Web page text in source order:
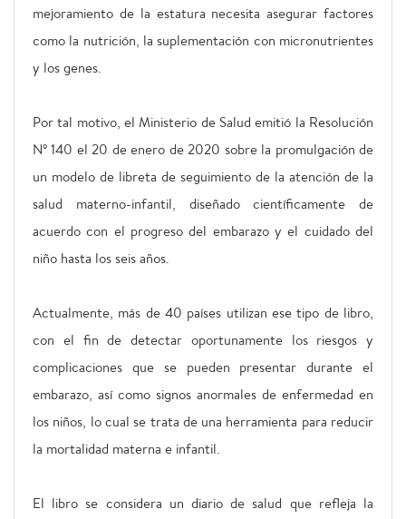
mejoramiento de la estatura necesita asegurar factores
como la nutrición, la suplementación con micronutrientes
y los genes.
Por tal motivo, el Ministerio de Salud emitió la Resolución
N° 140 el 20 de enero de 2020 sobre la promulgación de
un modelo de libreta de seguimiento de la atención de la
salud materno-infantil, diseñado científicamente de
acuerdo con el progreso del embarazo y el cuidado del
niño hasta los seis años.
Actualmente, más de 40 países utilizan ese tipo de libro,
con el fin de detectar oportunamente los riesgos y
complicaciones que se pueden presentar durante el
embarazo, así como signos anormales de enfermedad en
los niños, lo cual se trata de una herramienta para reducir
la mortalidad materna e infantil.
El libro se considera un diario de salud que refleja la